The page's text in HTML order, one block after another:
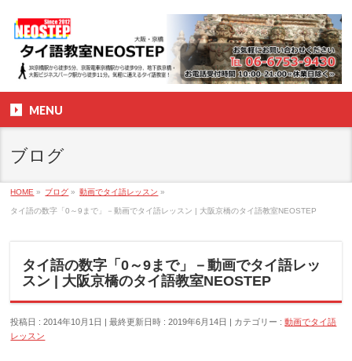
MENU
ブログ
HOME » ブログ » 動画でタイ語レッスン »
タイ語の数字「0～9まで」－動画でタイ語レッスン | 大阪京橋のタイ語教室NEOSTEP
タイ語の数字「0～9まで」－動画でタイ語レッ
スン | 大阪京橋のタイ語教室NEOSTEP
投稿日 : 2014年10月1日 最終更新日時 : 2019年6月14日 カテゴリー :動画でタイ語
レッスン